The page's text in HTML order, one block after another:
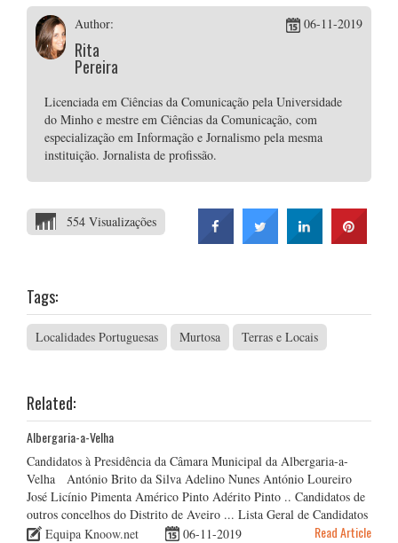
Author:
Rita
Pereira
06-11-2019
Licenciada em Ciências da Comunicação pela Universidade
do Minho e mestre em Ciências da Comunicação, com
especialização em Informação e Jornalismo pela mesma
instituição. Jornalista de profissão.
554 Visualizações
Tags:
Localidades Portuguesas Murtosa Terras e Locais
Related:
Albergaria-a-Velha
Candidatos à Presidência da Câmara Municipal da Albergaria-a-
Velha António Brito da Silva Adelino Nunes António Loureiro
José Licínio Pimenta Américo Pinto Adérito Pinto .. Candidatos de
outros concelhos do Distrito de Aveiro ... Lista Geral de Candidatos
Equipa Knoow.net
06-11-2019 Read Article